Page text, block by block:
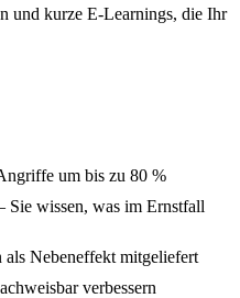
und kurze E-Learnings, die Ihr
um bis zu 80 %
wissen, was im Ernstfall
Nebeneffekt mitgeliefert
verbessern